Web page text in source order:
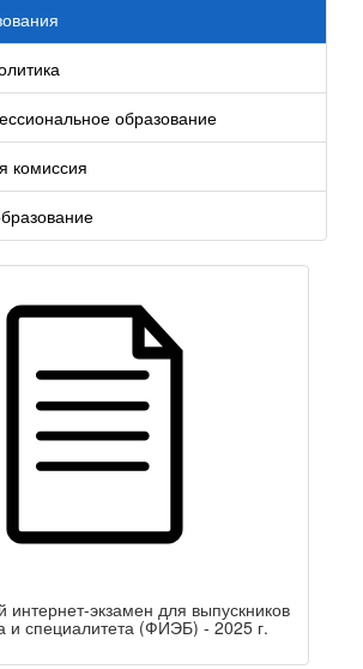
образование
комиссия
экзамен для выпускников
и специалитета (ФИЭБ) - 2025 г.